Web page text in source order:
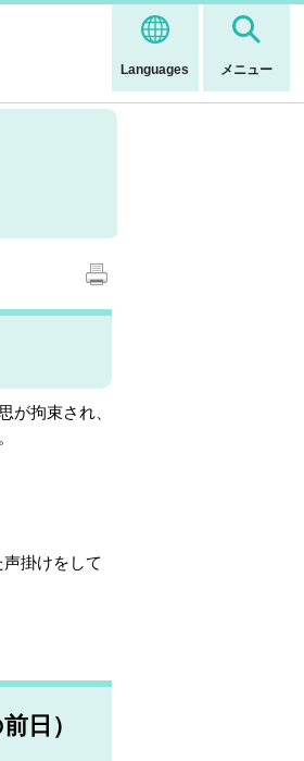
Languages メニュー
が拘束され、
掛けをして
日）